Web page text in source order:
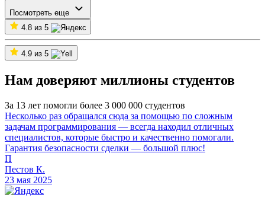
Посмотреть еще
4.8 из 5
4.9 из 5
Нам доверяют миллионы студентов
За 13 лет помогли более 3 000 000 студентов
Несколько раз обращался сюда за помощью по сложным
задачам программирования — всегда находил отличных
специалистов, которые быстро и качественно помогали.
Гарантия безопасности сделки — большой плюс!
П
Пестов К.
23 мая 2025